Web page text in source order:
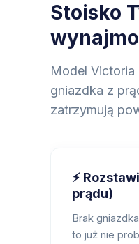
Stoisko
Model
gniazdka z
zatrzymują
⚡
prądu)
Brak
to już nie